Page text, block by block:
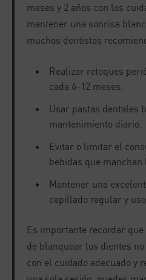
meses y 2 años con los
mantener una sonrisa
muchos dentistas
Realizar retoques
cada 6-12 meses.
Usar pastas dentales
mantenimiento diario.
Evitar o limitar el
bebidas que manchan
Mantener una
cepillado regular y
Es importante recordar
de blanquear los dientes
con el cuidado adecuado y